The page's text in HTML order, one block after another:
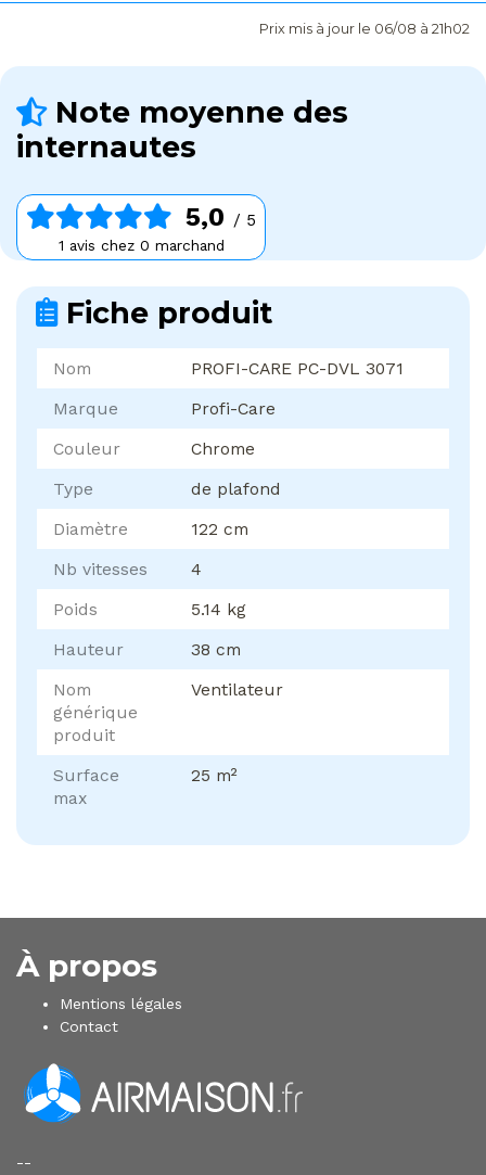
Prix mis à jour le 06/08 à 21h02
Note moyenne des
internautes
5,0 / 5
1 avis chez 0 marchand
Fiche produit
Nom
PROFI-CARE PC-DVL 3071
Marque
Profi-Care
Couleur
Chrome
Type
de plafond
Diamètre
122 cm
Nb vitesses
4
Poids
5.14 kg
Hauteur
38 cm
Nom
générique
produit
Ventilateur
Surface
max
25 m²
À propos
Mentions légales
Contact
--